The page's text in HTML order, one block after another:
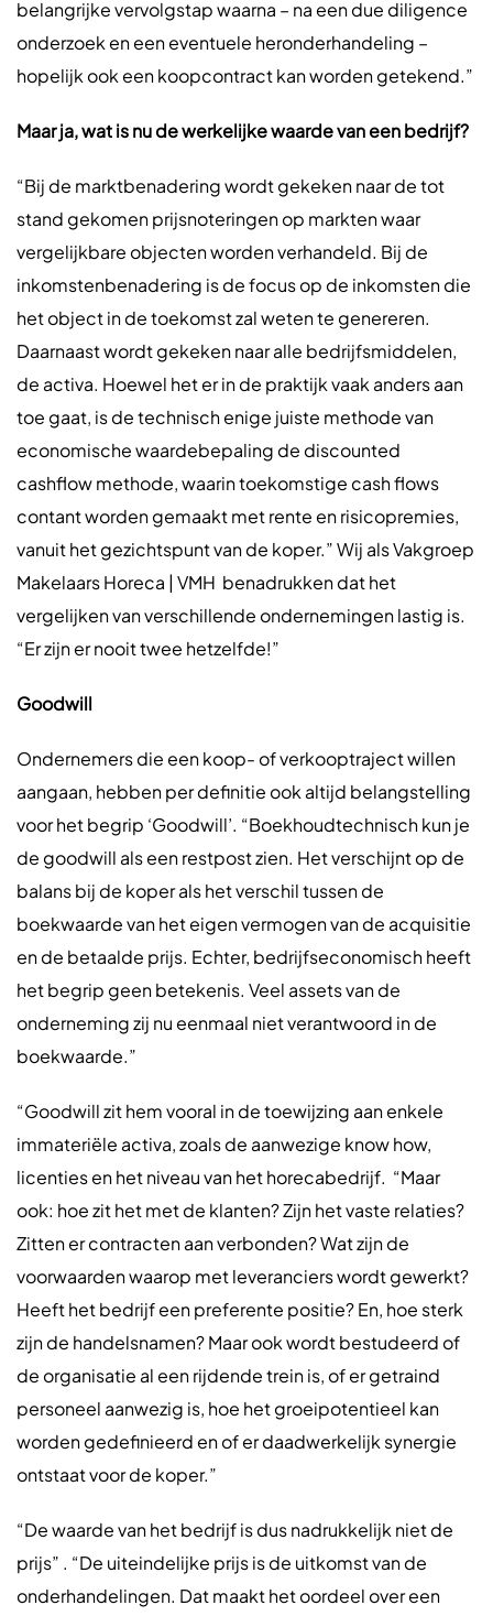
belangrijke vervolgstap waarna – na een due diligence
onderzoek en een eventuele heronderhandeling –
hopelijk ook een koopcontract kan worden getekend.”
Maar ja, wat is nu de werkelijke waarde van een bedrijf?
“Bij de marktbenadering wordt gekeken naar de tot
stand gekomen prijsnoteringen op markten waar
vergelijkbare objecten worden verhandeld. Bij de
inkomstenbenadering is de focus op de inkomsten die
het object in de toekomst zal weten te genereren.
Daarnaast wordt gekeken naar alle bedrijfsmiddelen,
de activa. Hoewel het er in de praktijk vaak anders aan
toe gaat, is de technisch enige juiste methode van
economische waardebepaling de discounted
cashflow methode, waarin toekomstige cash flows
contant worden gemaakt met rente en risicopremies,
vanuit het gezichtspunt van de koper.” Wij als Vakgroep
Makelaars Horeca | VMH benadrukken dat het
vergelijken van verschillende ondernemingen lastig is.
“Er zijn er nooit twee hetzelfde!”
Goodwill
Ondernemers die een koop- of verkooptraject willen
aangaan, hebben per definitie ook altijd belangstelling
voor het begrip ‘Goodwill’. “Boekhoudtechnisch kun je
de goodwill als een restpost zien. Het verschijnt op de
balans bij de koper als het verschil tussen de
boekwaarde van het eigen vermogen van de acquisitie
en de betaalde prijs. Echter, bedrijfseconomisch heeft
het begrip geen betekenis. Veel assets van de
onderneming zij nu eenmaal niet verantwoord in de
boekwaarde.”
“Goodwill zit hem vooral in de toewijzing aan enkele
immateriële activa, zoals de aanwezige know how,
licenties en het niveau van het horecabedrijf. “Maar
ook: hoe zit het met de klanten? Zijn het vaste relaties?
Zitten er contracten aan verbonden? Wat zijn de
voorwaarden waarop met leveranciers wordt gewerkt?
Heeft het bedrijf een preferente positie? En, hoe sterk
zijn de handelsnamen? Maar ook wordt bestudeerd of
de organisatie al een rijdende trein is, of er getraind
personeel aanwezig is, hoe het groeipotentieel kan
worden gedefinieerd en of er daadwerkelijk synergie
ontstaat voor de koper.”
“De waarde van het bedrijf is dus nadrukkelijk niet de
prijs” . “De uiteindelijke prijs is de uitkomst van de
onderhandelingen. Dat maakt het oordeel over een